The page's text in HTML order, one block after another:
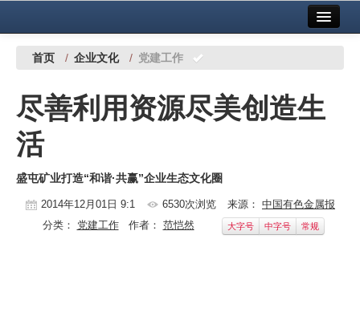
中国有色金属报社主办 广告服务
铜镍铅锌
铝
稀有稀土
有色市场
首页 / 企业文化 / 党建工作
尽善利用资源尽美创造生
活
盛屯矿业打造“和谐·共赢”企业生态文化圈
2014年12月01日 9:1 6530次浏览 来源： 中国有色金属报
分类： 党建工作作者： 范恺然 大字号 中字号 常规